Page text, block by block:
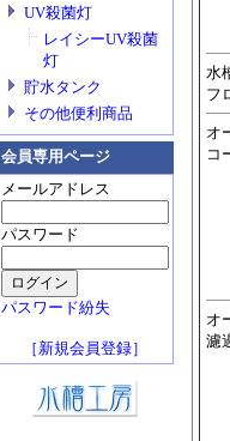
UV殺菌灯
レイシーUV殺菌
灯
貯水タンク
その他便利商品
会員専用ページ
メールアドレス
パスワード
パスワード紛失
［新規会員登録］
水
フ
オ
コ
オ
濾